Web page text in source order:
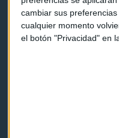
cambiar sus
cualquier momento
el botón "Privacidad" en